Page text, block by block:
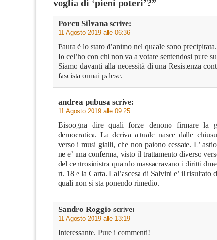
voglia di ‘pieni poteri’?”
Porcu Silvana scrive:
11 Agosto 2019 alle 06:36
Paura é lo stato d’animo nel quaale sono precipitata.
Io cel’ho con chi non va a votare sentendosi pure
Siamo davanti alla necessità di una Resistenza
fascista ormai palese.
andrea pubusa scrive:
11 Agosto 2019 alle 09:25
Bisoogna dire quali forze denono firmare la
democratica. La deriva attuale nasce dalle
verso i musi gialli, che non paiono cessate. L’
ne e’ una conferma, visto il trattamento diverso
del centrosinistra quando massacravano i diritti
rt. 18 e la Carta. Lal’ascesa di Salvini e’ il risultato
quali non si sta ponendo rimedio.
Sandro Roggio scrive:
11 Agosto 2019 alle 13:19
Interessante. Pure i commenti!